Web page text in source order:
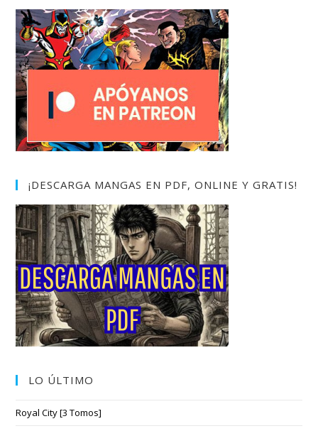
¡DESCARGA MANGAS EN PDF, ONLINE Y GRATIS!
LO ÚLTIMO
Royal City [3 Tomos]